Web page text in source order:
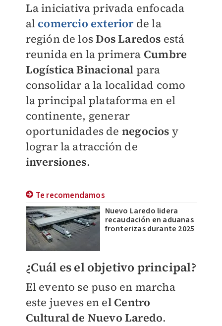
La iniciativa privada enfocada
al comercio exterior de la
región de losDos Laredos está
reunida en la primera Cumbre
Logística Binacional para
consolidar a la localidad como
la principal plataforma en el
continente, generar
oportunidades de negocios y
lograr la atracción de
inversiones.
Te recomendamos
Nuevo Laredo lidera
recaudación en aduanas
fronterizas durante 2025
¿Cuál es el objetivo principal?
El evento se puso en marcha
este jueves en el Centro
Cultural de Nuevo Laredo.